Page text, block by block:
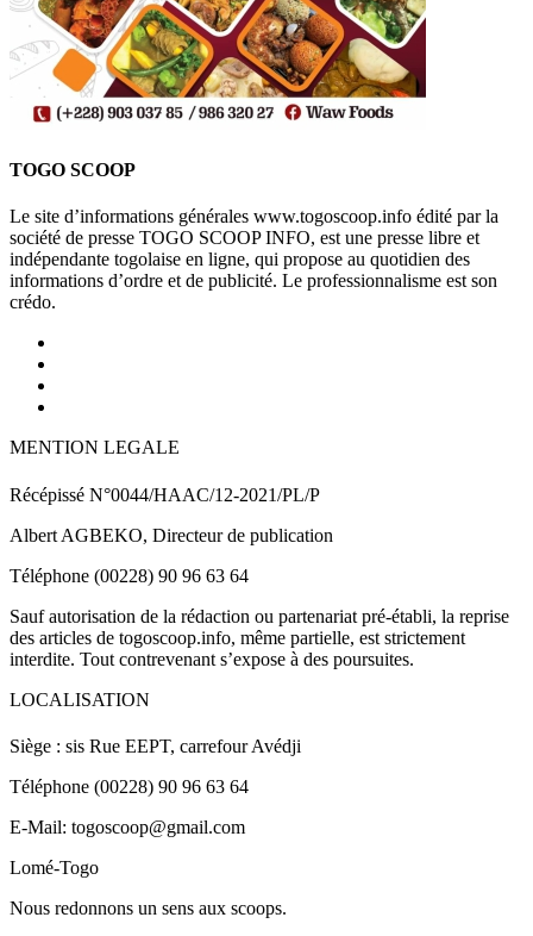
TOGO SCOOP
Le site d’informations générales www.togoscoop.info édité par la
société de presse TOGO SCOOP INFO, est une presse libre et
indépendante togolaise en ligne, qui propose au quotidien des
informations d’ordre et de publicité. Le professionnalisme est son
crédo.
MENTION LEGALE
Récépissé N°0044/HAAC/12-2021/PL/P
Albert AGBEKO, Directeur de publication
Téléphone (00228) 90 96 63 64
Sauf autorisation de la rédaction ou partenariat pré-établi, la reprise
des articles de togoscoop.info, même partielle, est strictement
interdite. Tout contrevenant s’expose à des poursuites.
LOCALISATION
Siège : sis Rue EEPT, carrefour Avédji
Téléphone (00228) 90 96 63 64
E-Mail: togoscoop@gmail.com
Lomé-Togo
Nous redonnons un sens aux scoops.